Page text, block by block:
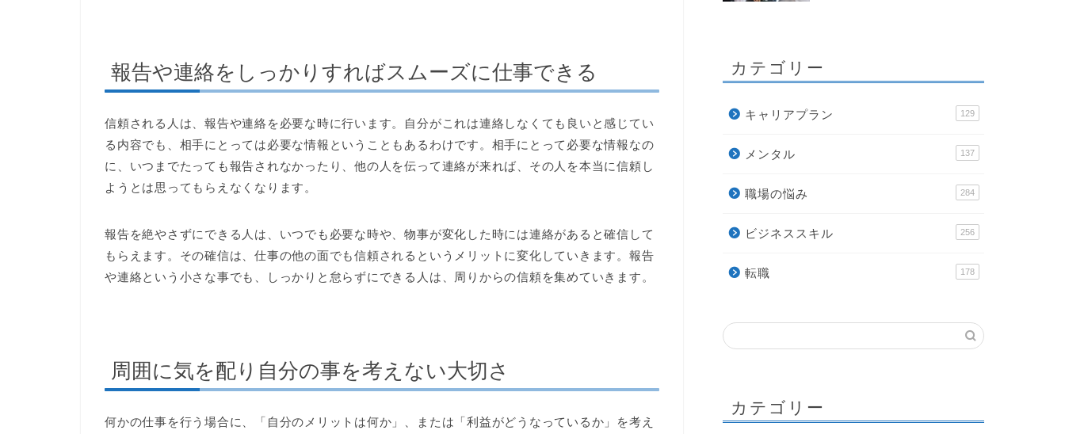
報告や連絡をしっかりすればスムーズに仕事できる
信頼される人は、報告や連絡を必要な時に行います。自分がこれは連絡しなくても良いと感じてい
る内容でも、相手にとっては必要な情報ということもあるわけです。相手にとって必要な情報なの
に、いつまでたっても報告されなかったり、他の人を伝って連絡が来れば、その人を本当に信頼し
ようとは思ってもらえなくなります。
報告を絶やさずにできる人は、いつでも必要な時や、物事が変化した時には連絡があると確信して
もらえます。その確信は、仕事の他の面でも信頼されるというメリットに変化していきます。報告
や連絡という小さな事でも、しっかりと怠らずにできる人は、周りからの信頼を集めていきます。
周囲に気を配り自分の事を考えない大切さ
何かの仕事を行う場合に、「自分のメリットは何か」、または「利益がどうなっているか」を考え
カテゴリー
キャリアプラン 129
メンタル 137
職場の悩み 284
ビジネススキル 256
転職 178
カテゴリー